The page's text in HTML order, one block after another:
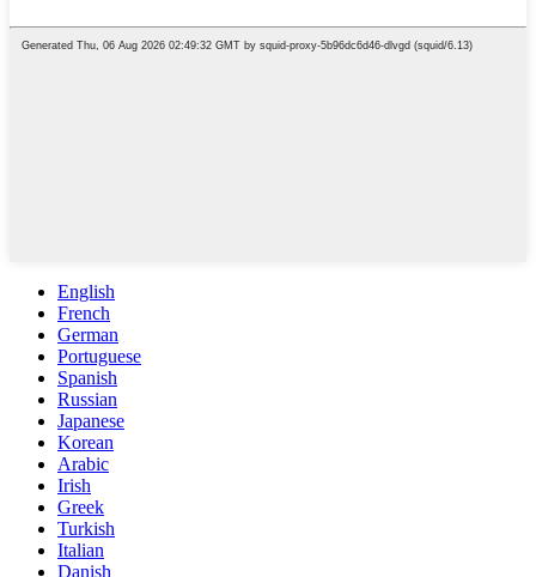
English
French
German
Portuguese
Spanish
Russian
Japanese
Korean
Arabic
Irish
Greek
Turkish
Italian
Danish